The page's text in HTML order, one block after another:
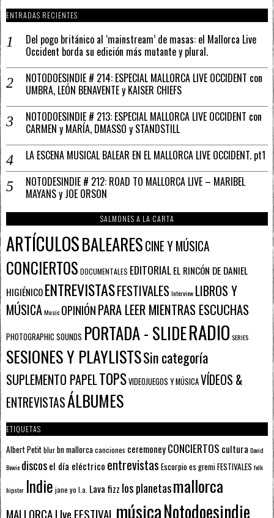
ENTRADAS RECIENTES
Del pogo británico al ‘mainstream’ de masas: el Mallorca Live
Occident borda su edición más mutante y plural.
NOTODOESINDIE # 214: ESPECIAL MALLORCA LIVE OCCIDENT con
UMBRA, LEÓN BENAVENTE y KAISER CHIEFS
NOTODOESINDIE # 213: ESPECIAL MALLORCA LIVE OCCIDENT con
CARMEN y MARÍA, DMASSO y STANDSTILL
LA ESCENA MUSICAL BALEAR EN EL MALLORCA LIVE OCCIDENT. pt1
NOTODESINDIE # 212: ROAD TO MALLORCA LIVE – MARIBEL
MAYANS y JOE ORSON
SALMONES A LA CARTA
ARTÍCULOSBALEARESCINE Y MÚSICA
CONCIERTOS DOCUMENTALES EDITORIALEL RINCÓN DE DANIEL
HIGIÉNICOENTREVISTASFESTIVALESInterview LIBROS Y
MÚSICAMusic OPINIÓNPARA LEER MIENTRAS ESCUCHAS
PHOTOGRAPHIC SOUNDS PORTADA - SLIDERADIO SERIES
SESIONES Y PLAYLISTSSin categoría
SUPLEMENTO PAPELTOPSVIDEOJUEGOS Y MÚSICAVÍDEOS &
ENTREVISTASÁLBUMES
ETIQUETAS
Albert Petitblurbn mallorcacanciones ceremoneyCONCIERTOS cultura David
Bowie discosel día eléctrico entrevistas Escorpioes gremiFESTIVALES folk
hipster Indie jane yo l.a. Lava fizz los planetasmallorca
MALLORCA LIve FESTIVAL músicaNotodoesindie